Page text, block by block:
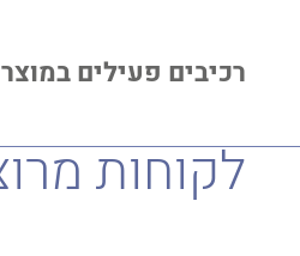
רכיבים פעילים במוצר
לקוחות